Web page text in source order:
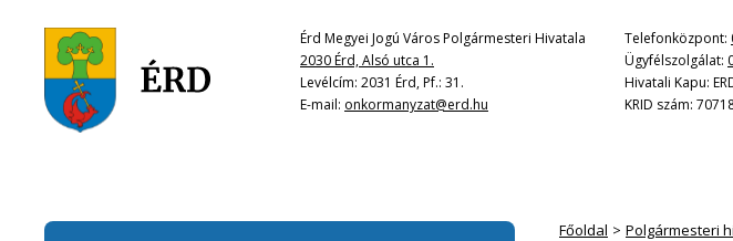
Érd Megyei Jogú Város Polgármesteri Hivatala
2030 Érd, Alsó utca 1.
Levélcím: 2031 Érd, Pf.: 31.
E-mail: onkormanyzat@erd.hu
Telefonközpont:
Ügyfélszolgálat:
Hivatali Kapu:
KRID szám:
Főoldal Polgármesteri